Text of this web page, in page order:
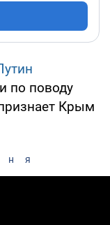
по поводу
Крым